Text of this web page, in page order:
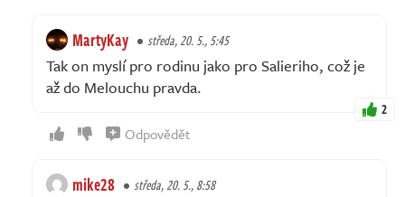
MartyKay středa, 20. 5., 5:45
Tak on myslí pro rodinu jako pro Salieriho, což je
až do Melouchu pravda.
2
Odpovědět
mike28 středa, 20. 5., 8:58